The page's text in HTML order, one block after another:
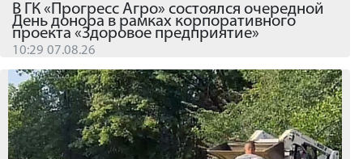
В ГК «Прогресс Агро» состоялся очередной
День донора в рамках корпоративного
проекта «Здоровое предприятие»
10:29 07.08.26